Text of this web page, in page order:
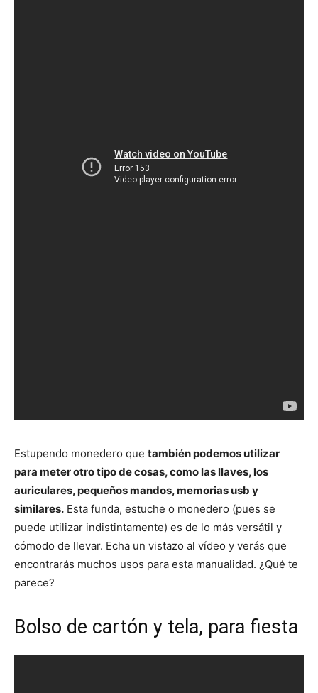
Estupendo monedero que también podemos utilizar
para meter otro tipo de cosas, como las llaves, los
auriculares, pequeños mandos, memorias usb y
similares. Esta funda, estuche o monedero (pues se
puede utilizar indistintamente) es de lo más versátil y
cómodo de llevar. Echa un vistazo al vídeo y verás que
encontrarás muchos usos para esta manualidad. ¿Qué te
parece?
Bolso de cartón y tela, para fiesta